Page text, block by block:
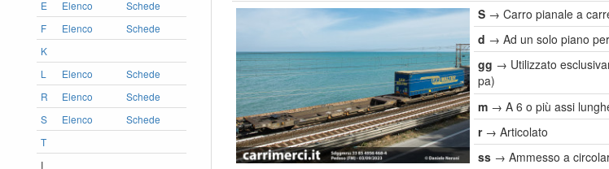
E
Elenco
Schede
F
Elenco
Schede
K
L
Elenco
Schede
R
Elenco
Schede
S
Elenco
Schede
T
I
S → Carro pianale a
d → Ad un solo piano
gg → Utilizzato
pa)
m → A 6 o più assi
r→ Articolato
ss → Ammesso a